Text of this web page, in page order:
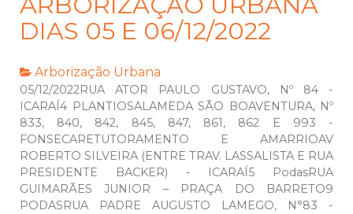
DIAS 05 E 06/12/2022
Arborização Urbana
05/12/2022RUA ATOR PAULO GUSTAVO, Nº 84 -
ICARAÍ4 PLANTIOSALAMEDA SÃO BOAVENTURA, Nº
833, 840, 842, 845, 847, 861, 862 E 993 -
FONSECARETUTORAMENTO E AMARRIOAV
ROBERTO SILVEIRA (ENTRE TRAV. LASSALISTA E RUA
PRESIDENTE BACKER) - ICARAÍ5 PodasRUA
GUIMARÃES JUNIOR – PRAÇA DO BARRETO9
PODASRUA PADRE AUGUSTO LAMEGO, N°83 -